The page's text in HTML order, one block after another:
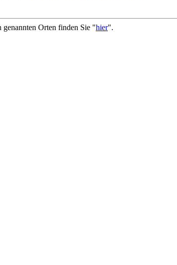
Orten finden Sie "hier".